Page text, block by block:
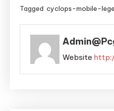
Tagged cyclops-mobile-
Website